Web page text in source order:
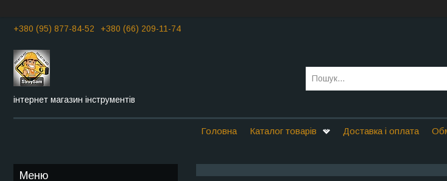
+380 (95) 877-84-52 +380 (66) 209-11-74
інтернет магазин інструментів
Головна Каталог товарів Доставка і оплата